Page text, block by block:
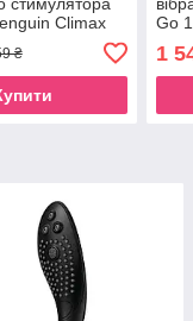
Climax
₴
Go
1